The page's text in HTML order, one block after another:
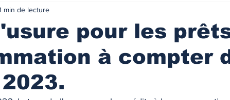
MARCHES IMMOBILIES & LOCATIFS
Immobilier neuf Marchés locatifs
pour les
à compter
min de lecture